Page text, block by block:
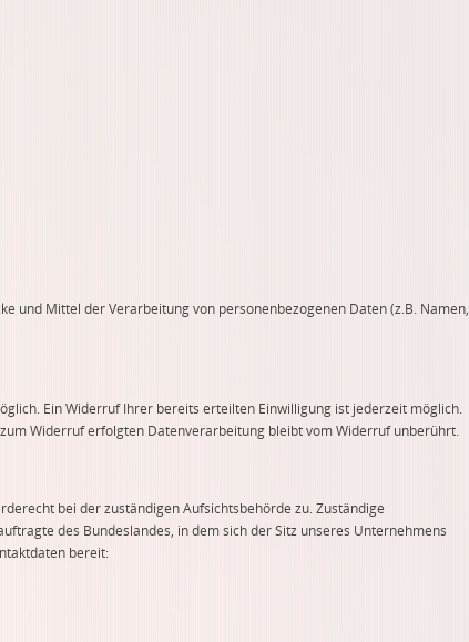
und Mittel der Verarbeitung von personenbezogenen Daten (z.B. Namen,
Ein Widerruf Ihrer bereits erteilten Einwilligung ist jederzeit möglich.
Widerruf erfolgten Datenverarbeitung bleibt vom Widerruf unberührt.
bei der zuständigen Aufsichtsbehörde zu. Zuständige
des Bundeslandes, in dem sich der Sitz unseres Unternehmens
bereit: